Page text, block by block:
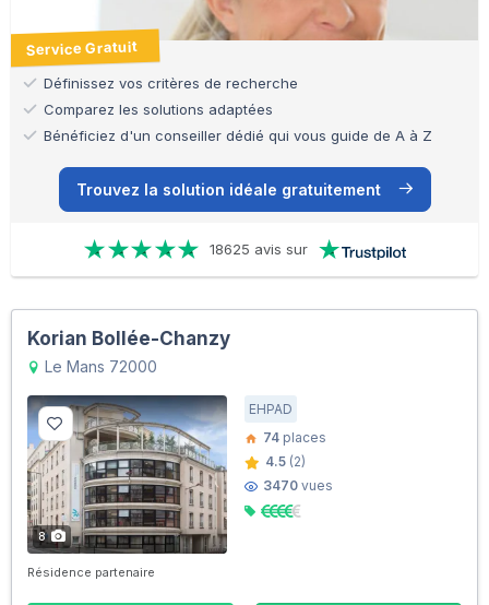
Service Gratuit
Définissez vos critères de recherche
Comparez les solutions adaptées
Bénéficiez d'un conseiller dédié qui vous guide de A à Z
Trouvez la solution idéale gratuitement
18625 avis sur
Korian Bollée-Chanzy
Le Mans 72000
8
EHPAD
74 places
4.5 (2)
3470 vues
Résidence partenaire